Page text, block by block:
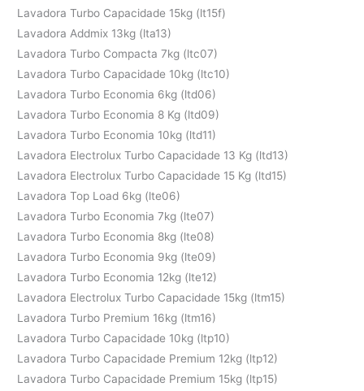
Lavadora Turbo Capacidade 15kg (lt15f)
Lavadora Addmix 13kg (lta13)
Lavadora Turbo Compacta 7kg (ltc07)
Lavadora Turbo Capacidade 10kg (ltc10)
Lavadora Turbo Economia 6kg (ltd06)
Lavadora Turbo Economia 8 Kg (ltd09)
Lavadora Turbo Economia 10kg (ltd11)
Lavadora Electrolux Turbo Capacidade 13 Kg (ltd13)
Lavadora Electrolux Turbo Capacidade 15 Kg (ltd15)
Lavadora Top Load 6kg (lte06)
Lavadora Turbo Economia 7kg (lte07)
Lavadora Turbo Economia 8kg (lte08)
Lavadora Turbo Economia 9kg (lte09)
Lavadora Turbo Economia 12kg (lte12)
Lavadora Electrolux Turbo Capacidade 15kg (ltm15)
Lavadora Turbo Premium 16kg (ltm16)
Lavadora Turbo Capacidade 10kg (ltp10)
Lavadora Turbo Capacidade Premium 12kg (ltp12)
Lavadora Turbo Capacidade Premium 15kg (ltp15)